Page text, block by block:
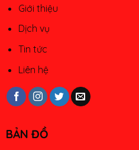
Giới thiệu
Dịch vụ
Tin tức
Liên hệ
BẢN ĐỒ